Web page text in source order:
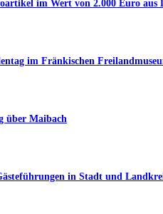
im Wert von 2.000 Euro aus
im Fränkischen
über Maibach
in Stadt und